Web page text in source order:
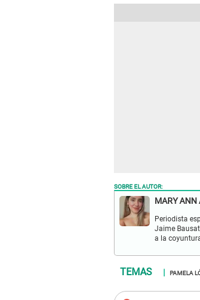
SOBRE EL AUTOR:
MARY ANN
Periodista
Jaime
a la
PAMELA